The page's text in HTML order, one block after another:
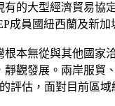
的大型經濟貿易協
成員國紐西蘭及新加
本無從與其他國家
觀發展。兩岸服
評估，面對目前區